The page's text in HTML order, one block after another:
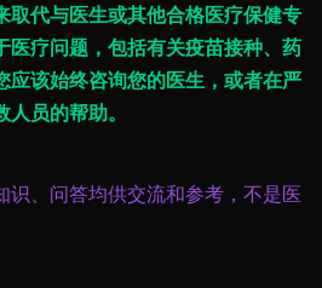
取代与医生或其他合格医疗保健专
医疗问题，包括有关疫苗接种、药
应该始终咨询您的医生，或者在严
员的帮助。
识、问答均供交流和参考，不是医